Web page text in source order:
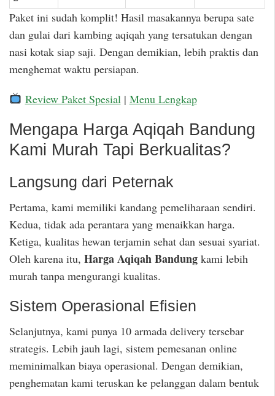
Paket ini sudah komplit! Hasil masakannya berupa sate
dan gulai dari kambing aqiqah yang tersatukan dengan
nasi kotak siap saji. Dengan demikian, lebih praktis dan
menghemat waktu persiapan.
Review Paket Spesial | Menu Lengkap
Mengapa Harga Aqiqah Bandung
Kami Murah Tapi Berkualitas?
Langsung dari Peternak
Pertama, kami memiliki kandang pemeliharaan sendiri.
Kedua, tidak ada perantara yang menaikkan harga.
Ketiga, kualitas hewan terjamin sehat dan sesuai syariat.
Oleh karena itu, Harga Aqiqah Bandung kami lebih
murah tanpa mengurangi kualitas.
Sistem Operasional Efisien
Selanjutnya, kami punya 10 armada delivery tersebar
strategis. Lebih jauh lagi, sistem pemesanan online
meminimalkan biaya operasional. Dengan demikian,
penghematan kami teruskan ke pelanggan dalam bentuk